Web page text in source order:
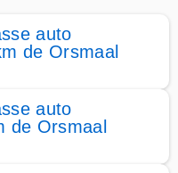
auto
de Orsmaal
auto
de Orsmaal